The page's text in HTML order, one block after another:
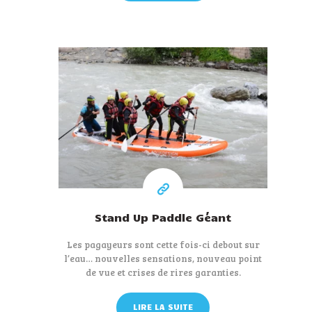
A partir de28 €
Stand Up Paddle Géant
Les pagayeurs sont cette fois-ci debout sur
l’eau… nouvelles sensations, nouveau point
de vue et crises de rires garanties.
LIRE LA SUITE